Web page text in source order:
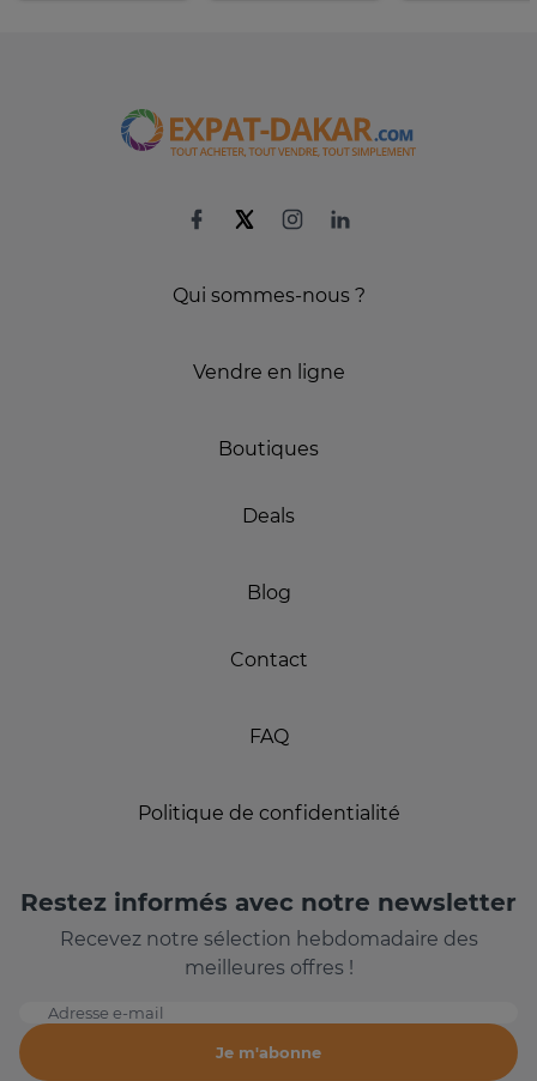
Qui sommes-nous ?
Vendre en ligne
Boutiques
Deals
Blog
Contact
FAQ
Politique de confidentialité
Restez informés avec notre newsletter
Recevez notre sélection hebdomadaire des
meilleures offres !
Adresse e-mail
Je m'abonne